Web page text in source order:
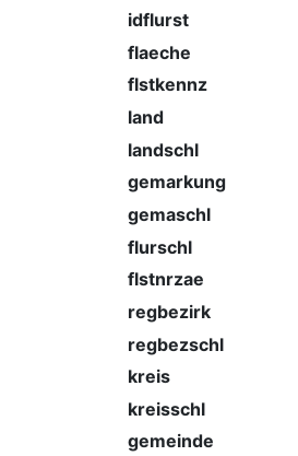
idflurst
flaeche
flstkennz
land
landschl
gemarkung
gemaschl
flurschl
flstnrzae
regbezirk
regbezschl
kreis
kreisschl
gemeinde